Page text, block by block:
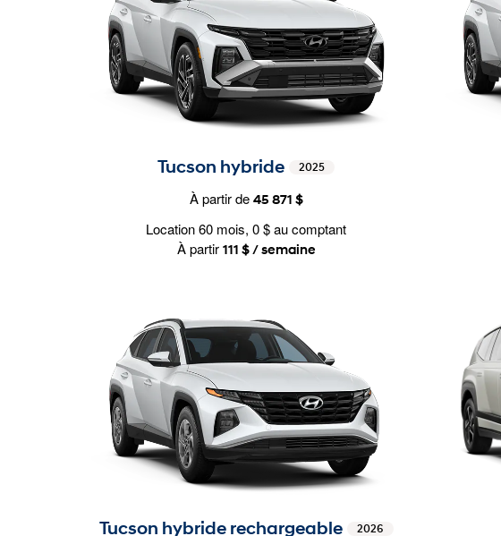
Tucson hybride 2025
À partir de 45 871 $
Location 60 mois, 0 $ au comptant
À partir 111 $ / semaine
Tucson hybride rechargeable 2026